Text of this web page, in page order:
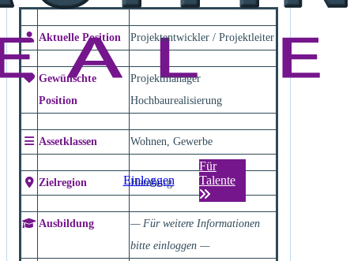
Einloggen
Für
Talente
Aktuelle Position Projektentwickler / Projektleiter
Gewünschte
Position
Projektmanager
Hochbaurealisierung
Assetklassen Wohnen, Gewerbe
Zielregion Hamburg
Ausbildung
— Für weitere Informationen
bitte einloggen —